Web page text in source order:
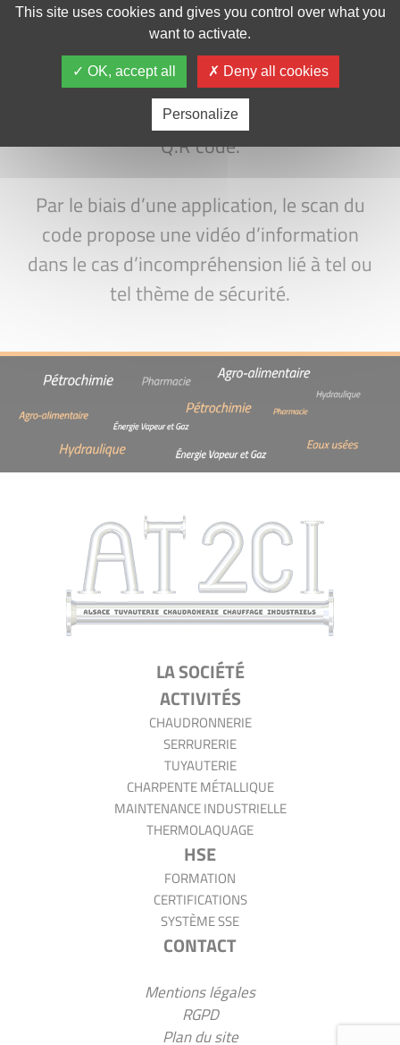
Un livret d’accueil reprenant les consignes
de sécurité est remis. La particularité de ce
livret est qu’il contient un générateur de
Q.R code.
Par le biais d’une application, le scan du
code propose une vidéo d’information
dans le cas d’incompréhension lié à tel ou
tel thème de sécurité.
LA SOCIÉTÉ
ACTIVITÉS
CHAUDRONNERIE
SERRURERIE
TUYAUTERIE
CHARPENTE MÉTALLIQUE
MAINTENANCE INDUSTRIELLE
THERMOLAQUAGE
HSE
FORMATION
CERTIFICATIONS
SYSTÈME SSE
CONTACT
Mentions légales
RGPD
Plan du site
This site uses cookies and gives you control over what you
want to activate.
OK, accept all Deny all cookies
Personalize